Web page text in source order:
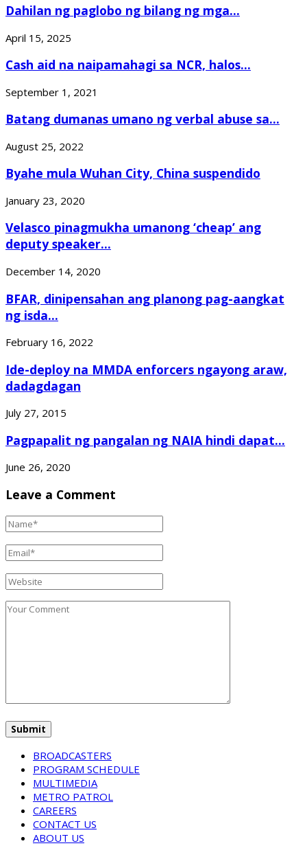
Dahilan ng paglobo ng bilang ng mga...
April 15, 2025
Cash aid na naipamahagi sa NCR, halos...
September 1, 2021
Batang dumanas umano ng verbal abuse sa...
August 25, 2022
Byahe mula Wuhan City, China suspendido
January 23, 2020
Velasco pinagmukha umanong ‘cheap’ ang
deputy speaker...
December 14, 2020
BFAR, dinipensahan ang planong pag-aangkat
ng isda...
February 16, 2022
Ide-deploy na MMDA enforcers ngayong araw,
dadagdagan
July 27, 2015
Pagpapalit ng pangalan ng NAIA hindi dapat...
June 26, 2020
Leave a Comment
BROADCASTERS
PROGRAM SCHEDULE
MULTIMEDIA
METRO PATROL
CAREERS
CONTACT US
ABOUT US